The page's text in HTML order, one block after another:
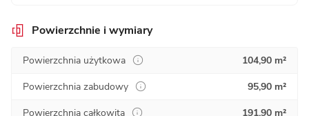
Powierzchnie i wymiary
Powierzchnia użytkowa
104,90 m²
Powierzchnia zabudowy
95,90 m²
Powierzchnia całkowita
191,90 m²